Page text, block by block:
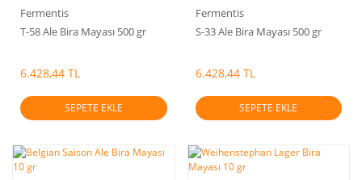
Fermentis
T-58 Ale Bira Mayası 500 gr
6.428,44 TL
SEPETE EKLE
Fermentis
S-33 Ale Bira Mayası 500 gr
6.428,44 TL
SEPETE EKLE